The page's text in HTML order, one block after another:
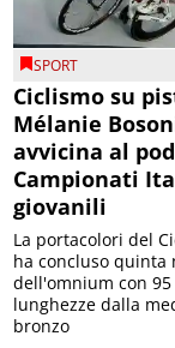
SPORT
Ciclismo su
Mélanie
avvicina al
Campionati
giovanili
La portacolori del
ha concluso quinta
dell'omnium con
lunghezze dalla
bronzo